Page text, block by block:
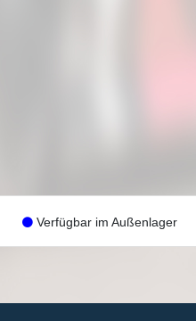
Verfügbar im Außenlager